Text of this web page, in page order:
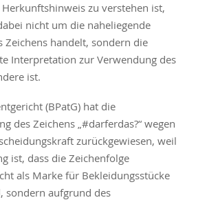
zu verstehen ist,
nicht um die naheliegende
Zeichens handelt, sondern die
Interpretation zur Verwendung des
ist.
(BPatG) hat die
des Zeichens „#darferdas?“ wegen
zurückgewiesen, weil
ist, dass die Zeichenfolge
als Marke für Bekleidungsstücke
sondern aufgrund des